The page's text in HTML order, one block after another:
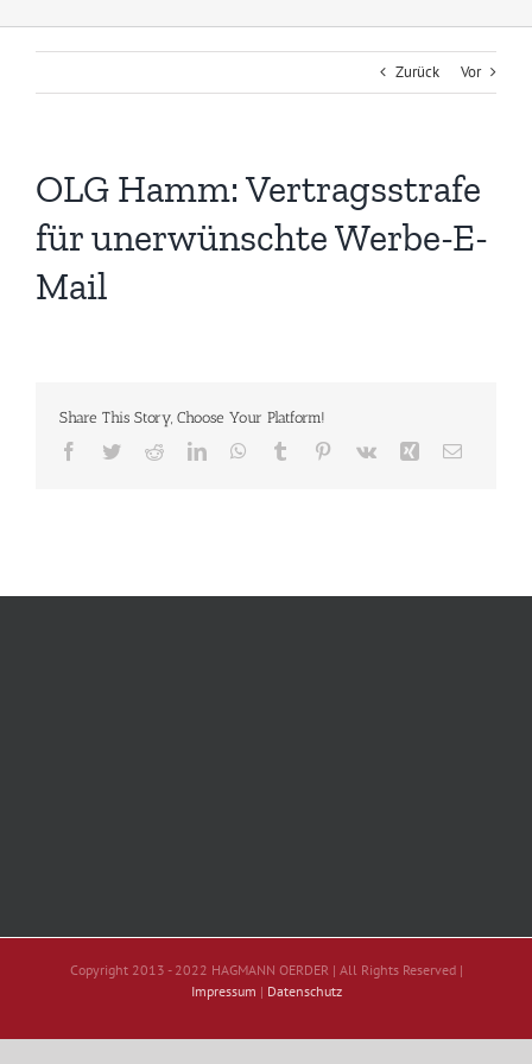
Zurück Vor
OLG Hamm: Vertragsstrafe
für unerwünschte Werbe-E-
Mail
Share This Story, Choose Your Platform!
Facebook
TwitterRedditLinkedInWhatsApp
Tumblr Pinterest
Vk Xing E-
Copyright 2013 - 2022 HAGMANN OERDER | All Rights Reserved |
Impressum | Datenschutz